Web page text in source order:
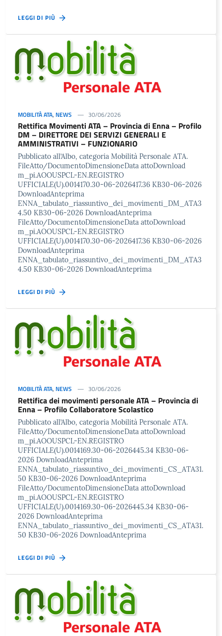
LEGGI DI PIÙ
MOBILITÀ ATA, NEWS 30/06/2026
Rettifica Movimenti ATA – Provincia di Enna – Profilo
DM – DIRETTORE DEI SERVIZI GENERALI E
AMMINISTRATIVI – FUNZIONARIO
Pubblicato all’Albo, categoria Mobilità Personale ATA.
FileAtto/DocumentoDimensioneData attoDownload
m_pi.AOOUSPCL-EN.REGISTRO
UFFICIALE(U).0014170.30-06-2026417.36 KB30-06-2026
DownloadAnteprima
ENNA_tabulato_riassuntivo_dei_movimenti_DM_ATA3
4.50 KB30-06-2026 DownloadAnteprima
FileAtto/DocumentoDimensioneData attoDownload
m_pi.AOOUSPCL-EN.REGISTRO
UFFICIALE(U).0014170.30-06-2026417.36 KB30-06-2026
DownloadAnteprima
ENNA_tabulato_riassuntivo_dei_movimenti_DM_ATA3
4.50 KB30-06-2026 DownloadAnteprima
LEGGI DI PIÙ
MOBILITÀ ATA, NEWS 30/06/2026
Rettifica dei movimenti personale ATA – Provincia di
Enna – Profilo Collaboratore Scolastico
Pubblicato all’Albo, categoria Mobilità Personale ATA.
FileAtto/DocumentoDimensioneData attoDownload
m_pi.AOOUSPCL-EN.REGISTRO
UFFICIALE(U).0014169.30-06-2026445.34 KB30-06-
2026 DownloadAnteprima
ENNA_tabulato_riassuntivo_dei_movimenti_CS_ATA31.
50 KB30-06-2026 DownloadAnteprima
FileAtto/DocumentoDimensioneData attoDownload
m_pi.AOOUSPCL-EN.REGISTRO
UFFICIALE(U).0014169.30-06-2026445.34 KB30-06-
2026 DownloadAnteprima
ENNA_tabulato_riassuntivo_dei_movimenti_CS_ATA31.
50 KB30-06-2026 DownloadAnteprima
LEGGI DI PIÙ